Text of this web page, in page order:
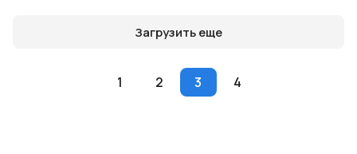
Загрузить еще
1 2 3 4